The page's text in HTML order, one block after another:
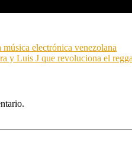
electrónica venezolana
y Luis J que revoluciona el